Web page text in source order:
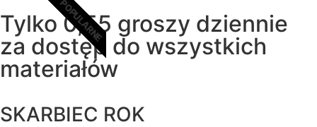
POPULARNE
Tylko 0,55 groszy dziennie
za dostęp do wszystkich
materiałów
SKARBIEC ROK